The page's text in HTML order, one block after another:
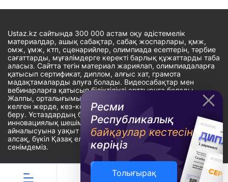
Ресми
Республикалық
байқаулар кестесін
көріңіз
Толығырақ
Ustaz.kz сайтында 300 000 астам оқу әдістемелік
материалдар, ашық сабақтар, сабақ жоспарлары, қмж,
омж, ұмж, ктп, сценарийлер, олимпиада есептерін, тәрбие
сағаттарды, мұғалімдерге керекті барлық құжаттарды таба
аласыз. Сайтта тегін материал жариялап, олимпиадаларға
қатысып сертификат, диплом, алғыс хат, грамота
мадақтамаларды алуға болады. Видеосабақтар мен
вебинарларға қатысып біліктілікті арттыруға болады.
Жалпы, орталығымыздың басты мақсаты: ұстаздарға кез-
келген жерде, кез-келген уақытта білім алуына мүмкіндік
беру. Ұстаздардың барлық өзекті мәселелеріне
инновациялық шешім тауып, шығармашылық жұмыспен
айналысуына уақыт сыйлау. «Ұстаздарға сапалы білім бере
алсақ, бүкіл Қазақ еліне білім бере аламыз» - деген
сенімдеміз.